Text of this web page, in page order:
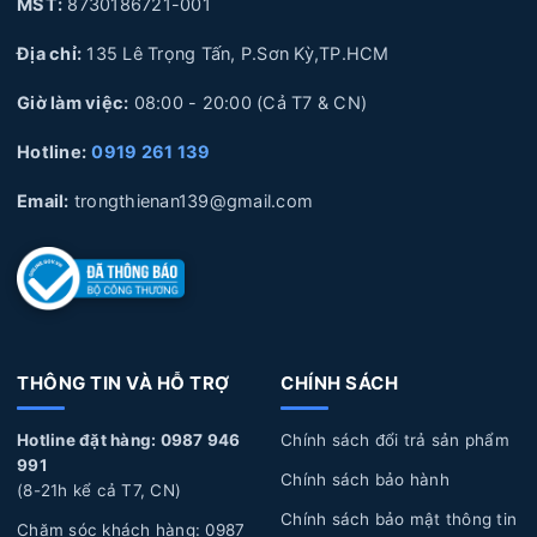
1. Nguyên nhân và dấu hiệu nhận biết Pin Laptop
HP bị hư hỏng
Nguyên nhân làm Pin Laptop HP bị hư hỏng
Sử dụng không đúng cách:
liên tục trong thời gian dài, không xả pin, pin bị phù
lên, Pin để lâu không sử dụng trong thời gian dài, làm
Tuổi thọ Pin:Laptop của bạn đã sử dụng một thời
gian dài, pin sẽ trải qua quá trình hao mòn tự nhiên dẫn
đến năng lượng giảm dần, hoặc pin bị biến dạng làm ảnh
hưởng đến linh kiện bên trong laptop và phần vỏ của
máy.
MST: 8730186721-001
Địa chỉ: 135 Lê Trọng Tấn, P.Sơn Kỳ,TP.HCM
Giờ làm việc: 08:00 - 20:00 (Cả T7 & CN)
Hotline: 0919 261 139
Email: trongthienan139@gmail.com
THÔNG TIN VÀ HỖ TRỢ
Hotline đặt hàng: 0987 946
991
(8-21h kể cả T7, CN)
Chăm sóc khách hàng: 0987
CHÍNH SÁCH
Chính sách đổi trả sản phẩm
Chính sách bảo hành
Chính sách bảo mật thông tin